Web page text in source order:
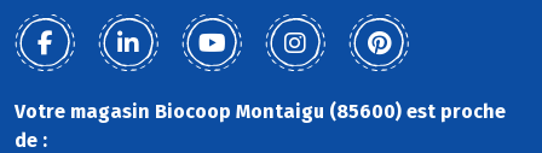
Votre magasin Biocoop Montaigu (85600) est proche
de :